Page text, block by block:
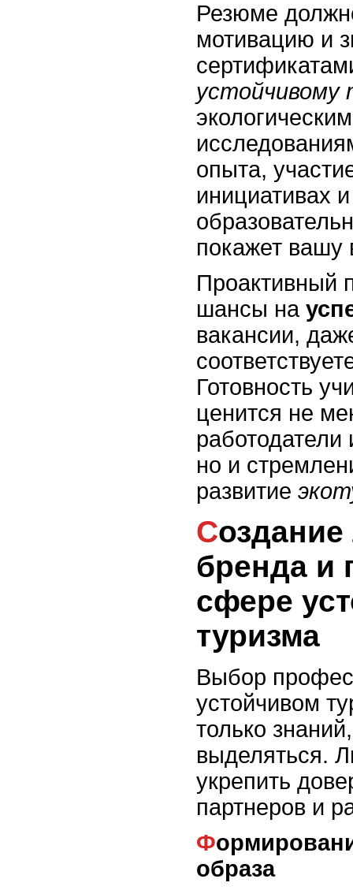
Резюме
мотивацию и
устойчивому
опыта,
инициативах
покажет вашу
Проактивный
шансы на
вакансии,
Готовность
ценится не
работодатели
но и
развитие
Создание личного
бренда и
сфере
туризма
Выбор
устойчивом
только
выделяться.
укрепить
партнеров и
Формирование уникального
образа